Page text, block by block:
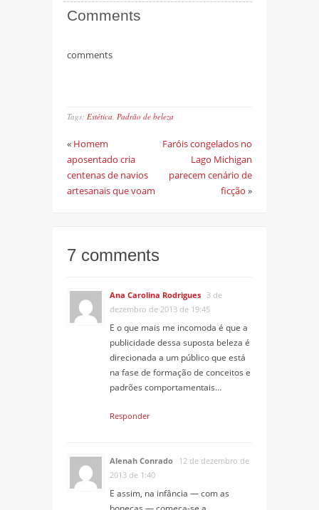
Comments
comments
Tags: Estética, Padrão de beleza
« Homem
aposentado cria
centenas de navios
artesanais que voam
Faróis congelados no
Lago Michigan
parecem cenário de
ficção »
7 comments
Ana Carolina Rodrigues 3 de
dezembro de 2013 de 19:45
E o que mais me incomoda é que a
publicidade dessa suposta beleza é
direcionada a um público que está
na fase de formação de conceitos e
padrões comportamentais…
Responder
Alenah Conrado 12 de dezembro de
2013 de 1:40
E assim, na infância — com as